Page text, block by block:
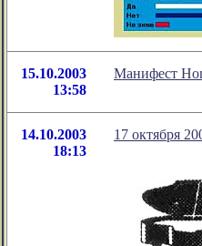
15.10.2003
13:58
Манифест
14.10.2003
18:13
17 октября